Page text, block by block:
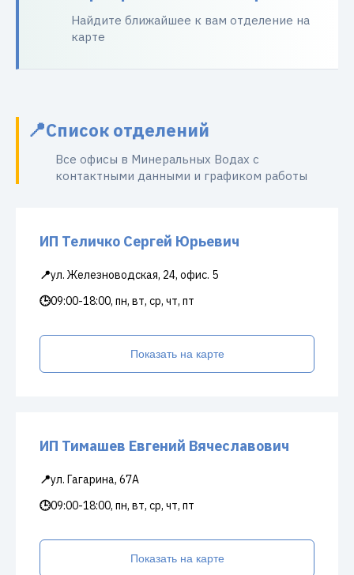
Найдите ближайшее к вам отделение на
карте
Список отделений
Все офисы в Минеральных Водах с
контактными данными и графиком работы
ИП Теличко Сергей Юрьевич
📍ул. Железноводская, 24, офис. 5
🕒09:00-18:00, пн, вт, ср, чт, пт
Показать на карте
ИП Тимашев Евгений Вячеславович
📍ул. Гагарина, 67А
🕒09:00-18:00, пн, вт, ср, чт, пт
Показать на карте